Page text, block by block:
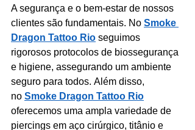
A segurança e o bem-estar de nossos
clientes são fundamentais. No Smoke
Dragon Tattoo Rio seguimos
rigorosos protocolos de biossegurança
e higiene, assegurando um ambiente
seguro para todos. Além disso,
no Smoke Dragon Tattoo Rio
oferecemos uma ampla variedade de
piercings em aço cirúrgico, titânio e